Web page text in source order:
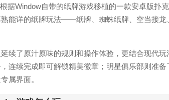
据Window自带的纸牌游戏移植的一款安卓版扑
能详的纸牌玩法——纸牌、蜘蛛纸牌、空当接
续了原汁原味的规则和操作体验，更结合现代
连续完成即可解锁精美徽章；明星俱乐部则准
属界面。